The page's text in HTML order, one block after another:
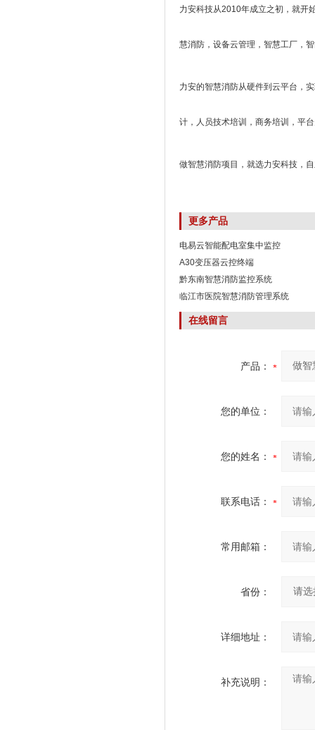
力安科技从2010年成立之初，就开
慧消防，设备云管理，智慧工厂，
力安的智慧消防从硬件到云平台，
计，人员技术培训，商务培训，平
做智慧消防项目，就选力安科技，
更多产品
电易云智能配电室集中监控
A30变压器云控终端
黔东南智慧消防监控系统
临江市医院智慧消防管理系统
在线留言
产品：
您的单位：
您的姓名：
联系电话：
常用邮箱：
省份：
详细地址：
补充说明：